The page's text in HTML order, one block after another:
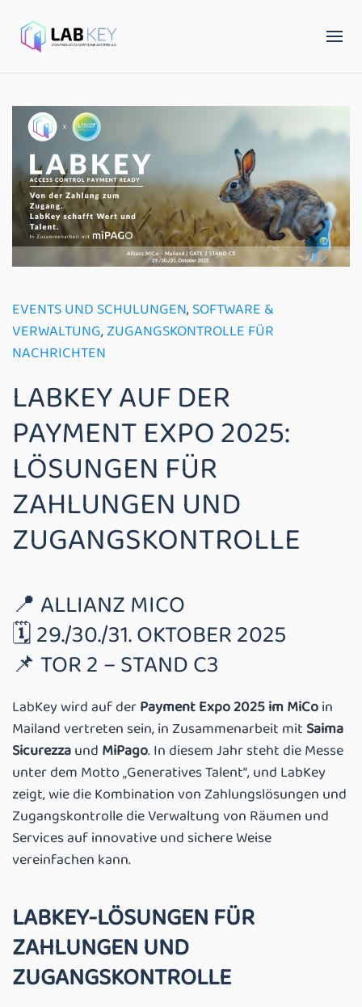
EVENTS UND SCHULUNGEN,SOFTWARE &
VERWALTUNG,ZUGANGSKONTROLLE FÜR
NACHRICHTEN
LABKEY AUF DER
PAYMENT EXPO 2025:
LÖSUNGEN FÜR
ZAHLUNGEN UND
ZUGANGSKONTROLLE
📍 ALLIANZ MICO
🗓️ 29./30./31. OKTOBER 2025
📌 TOR 2 – STAND C3
LabKey wird auf derPayment Expo 2025 im MiCoin
Mailand vertreten sein, in Zusammenarbeit mit Saima
Sicurezzaund MiPago. In diesem Jahr steht die Messe
unter dem Motto „Generatives Talent“, und LabKey
zeigt, wie die Kombination von Zahlungslösungen und
Zugangskontrolle die Verwaltung von Räumen und
Services auf innovative und sichere Weise
vereinfachen kann.
LABKEY-LÖSUNGEN FÜR
ZAHLUNGEN UND
ZUGANGSKONTROLLE